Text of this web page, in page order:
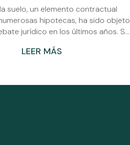
suelo, un elemento contractual
hipotecas, ha sido objeto
jurídico en los últimos años. Se
debajo de un cierto nivel. En otras
a la deuda nunca podrá ser
fijado en la cláusula suelo. En
Rúa Gayo contamos con
LEER MÁS